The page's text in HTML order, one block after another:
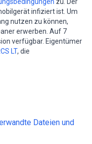
zu. Der
infiziert ist. Um
nutzen zu können,
erwerben. Auf 7
verfügbar. Eigentümer
LT, die
Dateien und